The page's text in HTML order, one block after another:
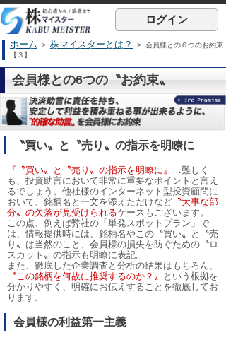
ログイン
ホーム > 株マイスターとは？
> 会員様との６つのお約束
【３】
会員様との6つの〝お約束〟
〝買い〟と〝売り〟の指示を明瞭に
『〝買い〟と〝売り〟の指示を明瞭に』… 難しく
も、投資助言において非常に重要なポイントと言え
るでしょう。他社様のインターネット型投資顧問に
おいて、銘柄名と一文を添えただけなど 〝大事な部
分〟の欠落が見受けられるケースもございます。
この点、例えば弊社の「単発スポットプラン」で
は、情報提供時には、銘柄名やこの〝買い〟と〝売
り〟は当然のこと、会員様の損失を防ぐための〝ロ
スカット〟の指示も明瞭に表記。
また、徹底した企業調査と分析の結果はもちろん、
〝この銘柄を何故に推奨するのか？〟
という根拠を
分かりやすく、明確にお伝えすることを徹底してお
ります。
会員様の利益第一主義